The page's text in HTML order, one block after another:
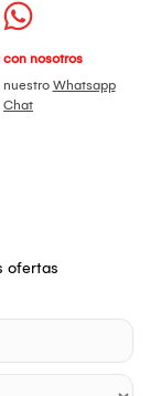
nosotros
nuestro Whatsapp
Chat
ofertas